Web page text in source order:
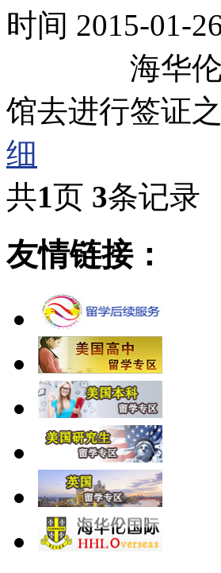
时间 2015-01-
海华伦留学
馆去进行签证
细
共1页 3条记录
友情链接：